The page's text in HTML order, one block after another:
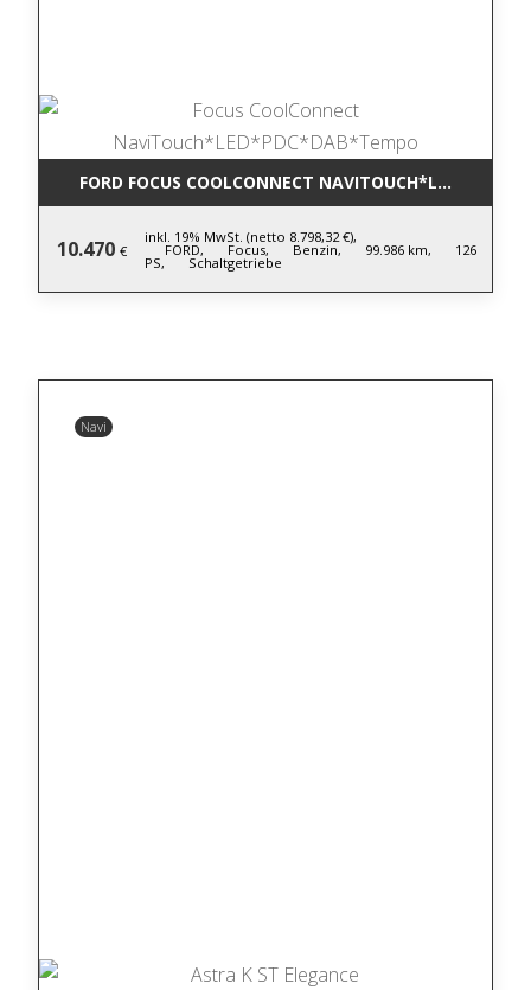
FORD FOCUS COOLCONNECT
10.470 €
inkl. 19% MwSt. (netto 8.798,32 €),
FORD, Focus, Benzin, 99.986 km, 126
PS, Schaltgetriebe
Navi